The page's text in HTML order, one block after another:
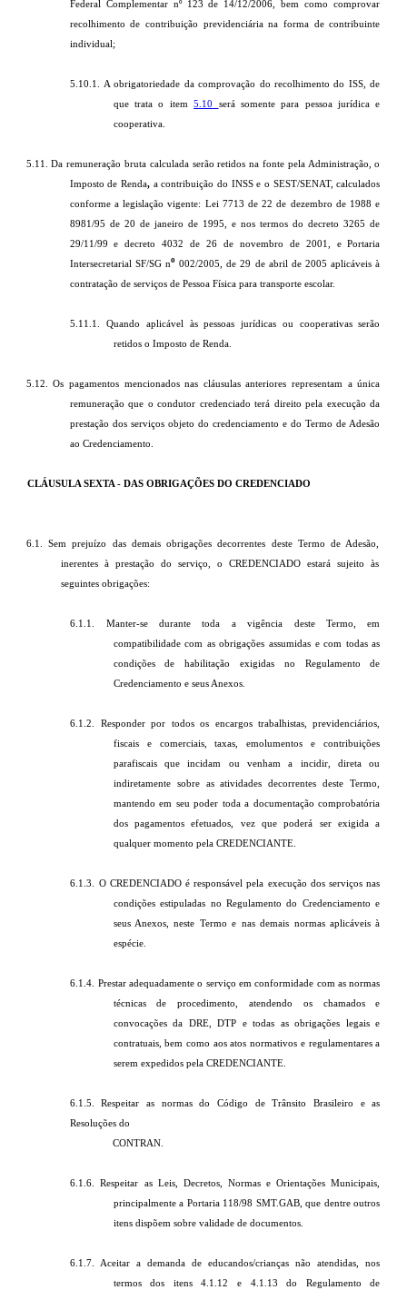
Federal Complementar nº 123 de 14/12/2006, bem como comprovar
recolhimento de contribuição previdenciária na forma de contribuinte
individual;
5.10.1. A obrigatoriedade da comprovação do recolhimento do ISS, de
que trata o item5.10 será somente para pessoa jurídica e
cooperativa.
5.11. Da remuneração bruta calculada serão retidos na fonte pela Administração, o
Imposto de Renda,a contribuição do INSS e o SEST/SENAT, calculados
conforme a legislação vigente: Lei 7713 de 22 de dezembro de 1988 e
8981/95 de 20 de janeiro de 1995, e nos termos do decreto 3265 de
29/11/99 e decreto 4032 de 26 de novembro de 2001, e Portaria
Intersecretarial SF/SG no002/2005, de 29 de abril de 2005 aplicáveis à
contratação de serviços de Pessoa Física para transporte escolar.
5.11.1. Quando aplicável às pessoas jurídicas ou cooperativas serão
retidos o Imposto de Renda.
5.12. Os pagamentos mencionados nas cláusulas anteriores representam a única
remuneração que o condutor credenciado terá direito pela execução da
prestação dos serviços objeto do credenciamento e do Termo de Adesão
ao Credenciamento.
CLÁUSULA SEXTA - DAS OBRIGAÇÕES DO CREDENCIADO
6.1. Sem prejuízo das demais obrigações decorrentes deste Termo de Adesão,
inerentes à prestação do serviço, o CREDENCIADO estará sujeito às
seguintes obrigações:
6.1.1. Manter-se durante toda a vigência deste Termo, em
compatibilidade com as obrigações assumidas e com todas as
condições de habilitação exigidas no Regulamento de
Credenciamento e seus Anexos.
6.1.2. Responder por todos os encargos trabalhistas, previdenciários,
fiscais e comerciais, taxas, emolumentos e contribuições
parafiscais que incidam ou venham a incidir, direta ou
indiretamente sobre as atividades decorrentes deste Termo,
mantendo em seu poder toda a documentação comprobatória
dos pagamentos efetuados, vez que poderá ser exigida a
qualquer momento pela CREDENCIANTE.
6.1.3. O CREDENCIADO é responsável pela execução dos serviços nas
condições estipuladas no Regulamento do Credenciamento e
seus Anexos, neste Termo e nas demais normas aplicáveis à
espécie.
6.1.4. Prestar adequadamente o serviço em conformidade com as normas
técnicas de procedimento, atendendo os chamados e
convocações da DRE, DTP e todas as obrigações legais e
contratuais, bem como aos atos normativos e regulamentares a
serem expedidos pela CREDENCIANTE.
6.1.5. Respeitar as normas do Código de Trânsito Brasileiro e as
Resoluções do
CONTRAN.
6.1.6. Respeitar as Leis, Decretos, Normas e Orientações Municipais,
principalmente a Portaria 118/98 SMT.GAB, que dentre outros
itens dispõem sobre validade de documentos.
6.1.7. Aceitar a demanda de educandos/crianças não atendidas, nos
termos dos itens 4.1.12 e 4.1.13 do Regulamento de